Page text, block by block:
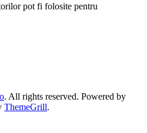
pot fi folosite pentru
. All rights reserved. Powered by
ThemeGrill.